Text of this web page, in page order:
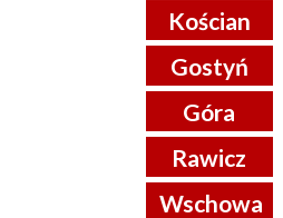
Kościan
Gostyń
Góra
Rawicz
Wschowa